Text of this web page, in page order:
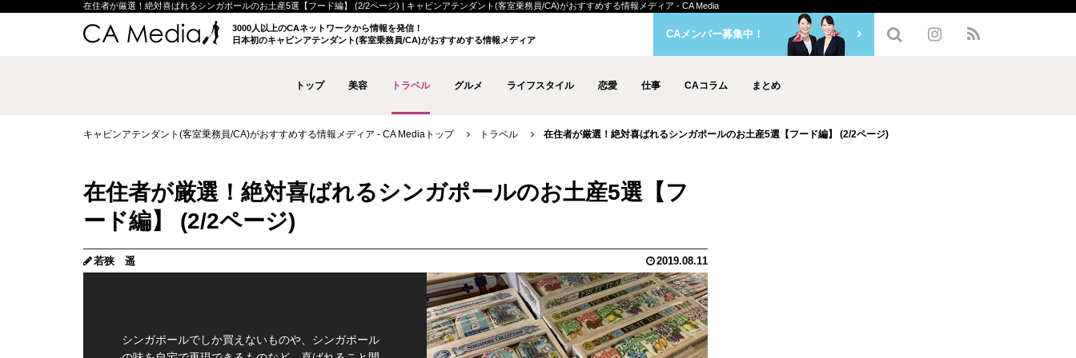
在住者が厳選！絶対喜ばれるシンガポールのお土産5選【フード編】 (2/2ページ) | キャビンアテンダント(客室乗務員/CA)がおすすめする情報メディア - CA Media
3000人以上のCAネットワークから情報を発信！
日本初のキャビンアテンダント(客室乗務員/CA)がおすすめする情報メディア
トップ 美容 トラベル グルメ ライフスタイル 恋愛 仕事 CAコラム まとめ
CAメンバー募集中！
キャビンアテンダント(客室乗務員/CA)がおすすめする情報メディア - CA Mediaトップ トラベル 在住者が厳選！絶対喜ばれるシンガポールのお土産5選【フード編】 (2/2ページ)
在住者が厳選！絶対喜ばれるシンガポールのお土産5選【フ
ード編】 (2/2ページ)
若狭 遥 2019.08.11
シンガポールでしか買えないものや、シンガポール